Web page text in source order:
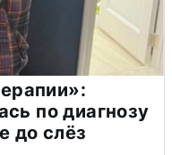
по диагнозу
до слёз